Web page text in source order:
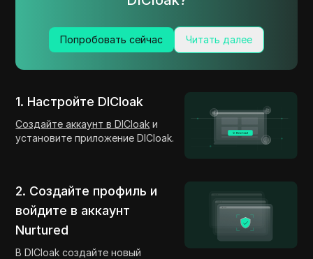
Попробовать сейчас Читать далее
1. Настройте DICloak
Создайте аккаунт в DICloak и
установите приложение DICloak.
2. Создайте профиль и
войдите в аккаунт
Nurtured
В DICloak создайте новый